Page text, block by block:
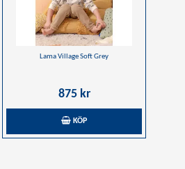
Lama Village Soft Grey
875 kr
KÖP